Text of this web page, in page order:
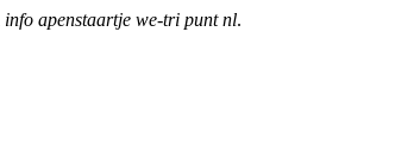
info apenstaartje we-tri punt nl.